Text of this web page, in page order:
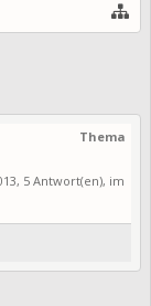
Thema
, 5 Antwort(en), im